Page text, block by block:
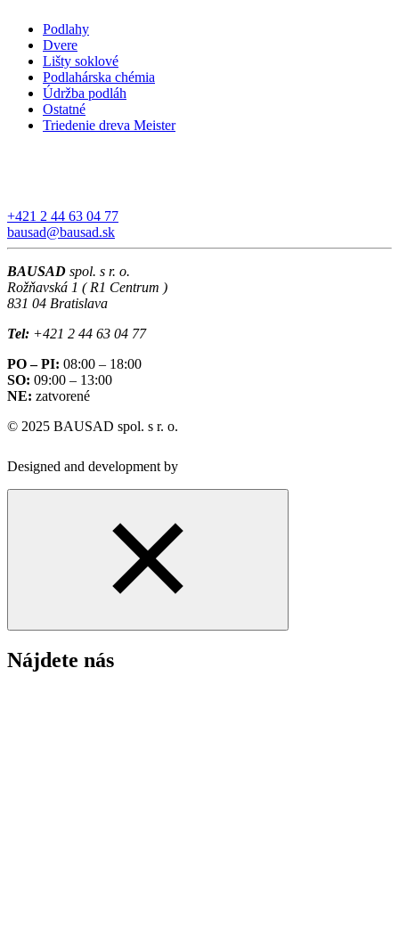
Podlahy
Dvere
Lišty soklové
Podlahárska chémia
Údržba podláh
Ostatné
Triedenie dreva Meister
+421 2 44 63 04 77
bausad@bausad.sk
BAUSAD spol. s r. o.
Rožňavská 1 ( R1 Centrum )
831 04 Bratislava
Tel: +421 2 44 63 04 77
PO – PI: 08:00 – 18:00
SO: 09:00 – 13:00
NE: zatvorené
© 2025 BAUSAD spol. s r. o.
Designed and development by
Nájdete nás